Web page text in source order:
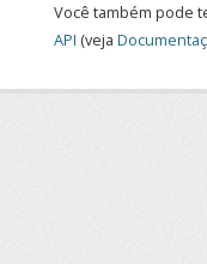
Você também pode
API (veja